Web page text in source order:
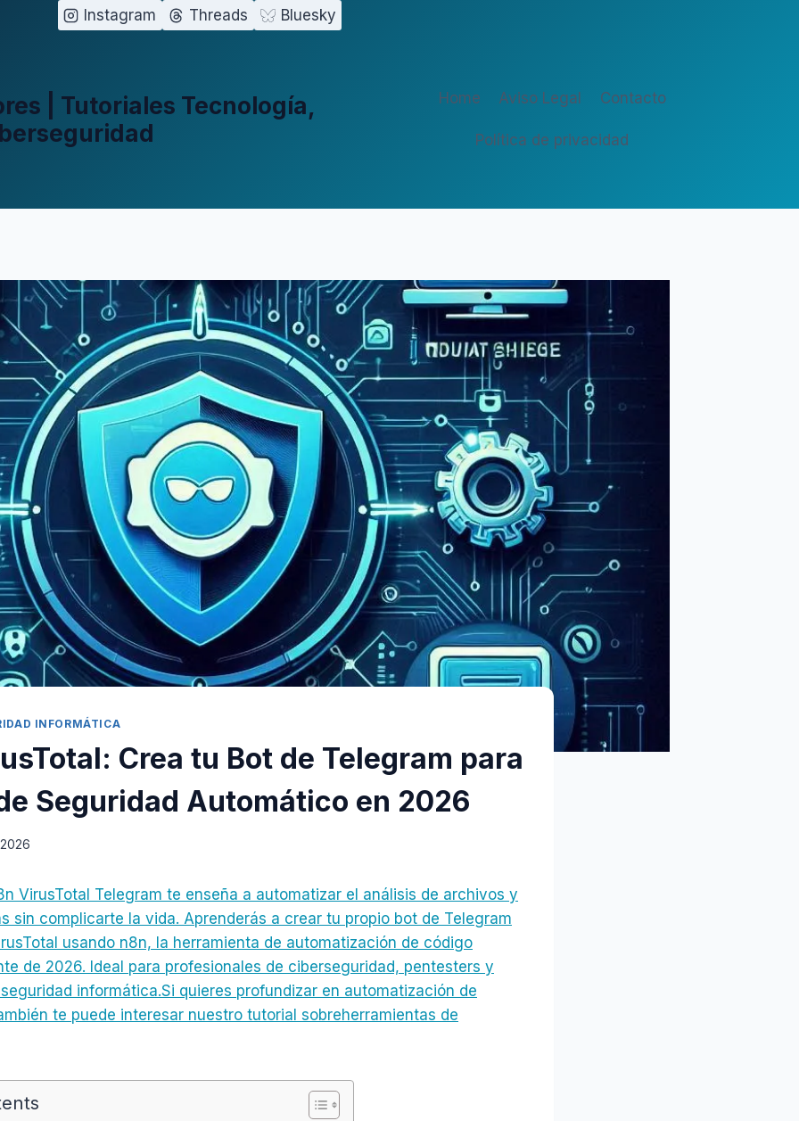
Instagram Threads Bluesky
| Tutoriales Tecnología,
Home Aviso Legal Contacto
Política de privacidad
INFORMÁTICA
Crea tu Bot de Telegram para
Seguridad Automático en 2026
VirusTotal Telegram te enseña a automatizar el análisis de archivos y
sin complicarte la vida. Aprenderás a crear tu propio bot de Telegram
usando n8n, la herramienta de automatización de código
de 2026. Ideal para profesionales de ciberseguridad, pentesters y
informática.Si quieres profundizar en automatización de
te puede interesar nuestro tutorial sobreherramientas de